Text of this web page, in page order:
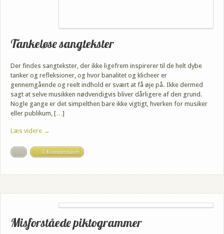
Tankeløse sangtekster
Der findes sangtekster, der ikke ligefrem inspirerer til de helt dybe
tanker og refleksioner, og hvor banalitet og klicheer er
gennemgående og reelt indhold er svært at få øje på. Ikke dermed
sagt at selve musikken nødvendigvis bliver dårligere af den grund.
Nogle gange er det simpelthen bare ikke vigtigt, hverken for musiker
eller publikum, […]
Læs videre →
0 Kommentarer
Misforståede piktogrammer